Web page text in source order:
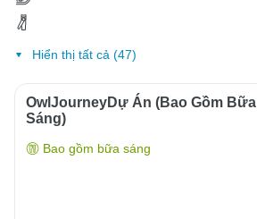
Hiển thị tất cả (47)
OwlJourneyDự Án (Bao Gồm Bữa
Sáng)
Bao gồm bữa sáng